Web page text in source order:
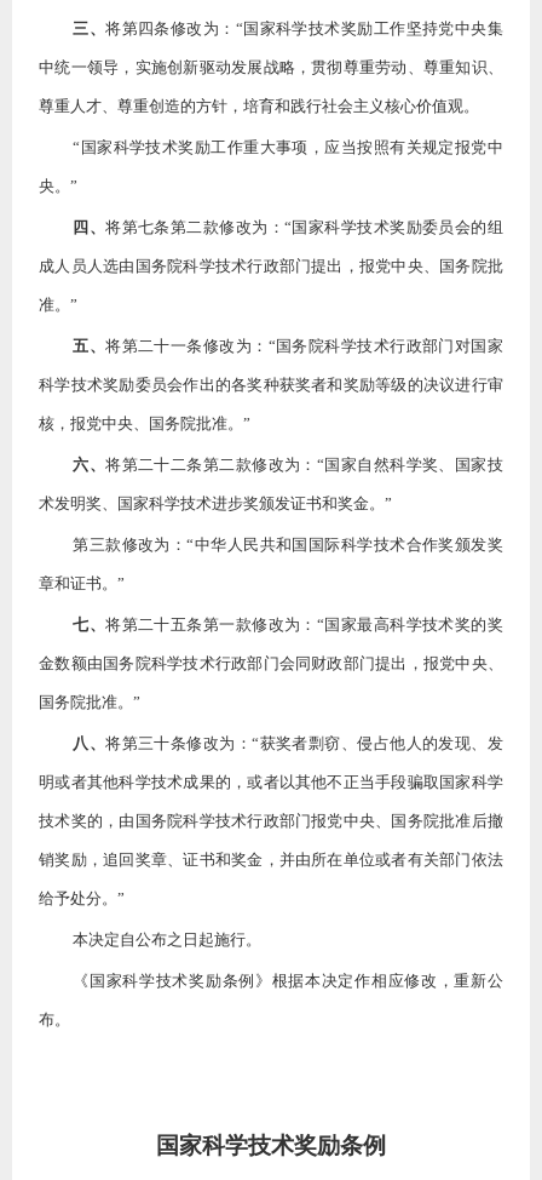
三、将第四条修改为： “国家科学技术奖励工作坚持党中央集
中统一领导，实施创新驱动发展战略，贯彻尊重劳动、尊重知识、
尊重人才、尊重创造的方针，培育和践行社会主义核心价值观。
“国家科学技术奖励工作重大事项，应当按照有关规定报党中
央。”
四、将第七条第二款修改为：“国家科学技术奖励委员会的组
成人员人选由国务院科学技术行政部门提出，报党中央、国务院批
准。”
五、将第二十一条修改为： “国务院科学技术行政部门对国家
科学技术奖励委员会作出的各奖种获奖者和奖励等级的决议进行审
核，报党中央、国务院批准。”
六、将第二十二条第二款修改为： “国家自然科学奖、国家技
术发明奖、国家科学技术进步奖颁发证书和奖金。”
第三款修改为：“中华人民共和国国际科学技术合作奖颁发奖
章和证书。”
七、将第二十五条第一款修改为： “国家最高科学技术奖的奖
金数额由国务院科学技术行政部门会同财政部门提出，报党中央、
国务院批准。”
八、将第三十条修改为：“获奖者剽窃、侵占他人的发现、发
明或者其他科学技术成果的，或者以其他不正当手段骗取国家科学
技术奖的，由国务院科学技术行政部门报党中央、国务院批准后撤
销奖励，追回奖章、证书和奖金，并由所在单位或者有关部门依法
给予处分。”
本决定自公布之日起施行。
《国家科学技术奖励条例》根据本决定作相应修改，重新公
布。
国家科学技术奖励条例